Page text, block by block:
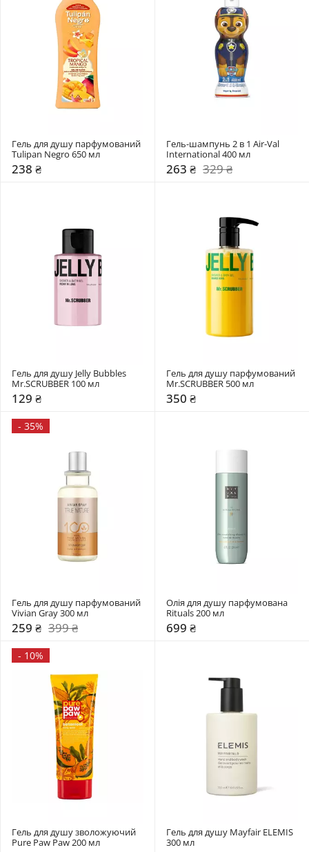
Гель для душу парфумований
Tulipan Negro 650 мл
238 ₴
Гель-шампунь 2 в 1 Air-Val
International 400 мл
263 ₴ 329 ₴
Гель для душу Jelly Bubbles
Mr.SCRUBBER 100 мл
129 ₴
Гель для душу парфумований
Mr.SCRUBBER 500 мл
350 ₴
- 35%
Гель для душу парфумований
Vivian Gray 300 мл
259 ₴ 399 ₴
Олія для душу парфумована
Rituals 200 мл
699 ₴
- 10%
Гель для душу зволожуючий
Pure Paw Paw 200 мл
Гель для душу Mayfair ELEMIS
300 мл